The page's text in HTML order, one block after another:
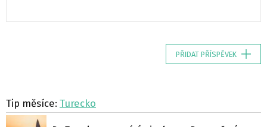
PŘIDAT PŘÍSPĚVEK
Tip měsíce: Turecko